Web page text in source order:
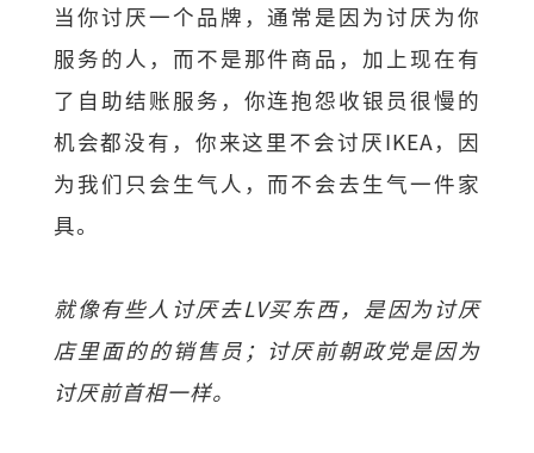
当你讨厌一个品牌，通常是因为讨厌为你
服务的人，而不是那件商品，加上现在有
了自助结账服务，你连抱怨收银员很慢的
机会都没有，你来这里不会讨厌IKEA，因
为我们只会生气人，而不会去生气一件家
具。
就像有些人讨厌去LV买东西，是因为讨厌
店里面的的销售员；讨厌前朝政党是因为
讨厌前首相一样。